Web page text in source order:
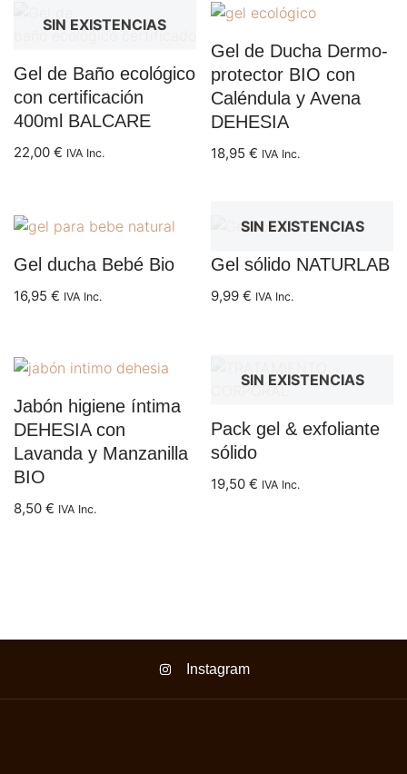
SIN EXISTENCIAS
Gel de Baño ecológico
con certificación
400ml BALCARE
22,00 € IVA Inc.
Gel de Ducha Dermo-
protector BIO con
Caléndula y Avena
DEHESIA
18,95€ IVA Inc.
Gel ducha Bebé Bio
16,95 € IVA Inc.
SIN EXISTENCIAS
Gel sólido NATURLAB
9,99€ IVA Inc.
Jabón higiene íntima
DEHESIA con
Lavanda y Manzanilla
BIO
8,50 € IVA Inc.
SIN EXISTENCIAS
Pack gel & exfoliante
sólido
19,50€ IVA Inc.
Instagram